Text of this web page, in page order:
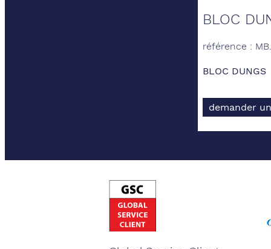
BLOC
référence :
BLOC DUNGS
demander